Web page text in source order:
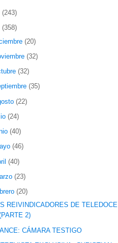
(243)
(358)
(20)
(32)
(32)
(35)
(22)
(24)
(40)
(46)
(40)
(23)
(20)
REIVINDICADORES DE TELEDOCE
2)
CÁMARA TESTIGO